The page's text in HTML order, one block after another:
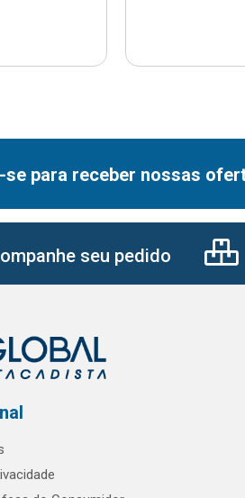
se para receber nossas
seu pedido